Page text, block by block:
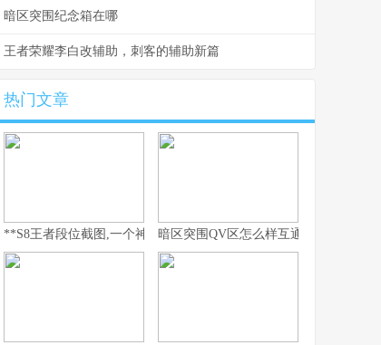
暗区突围纪念箱在哪
王者荣耀李白改辅助，刺客的辅助新篇
热门文章
**S8王者段位截图,一个神话的永恒见证**
暗区突围QV区怎么样互通